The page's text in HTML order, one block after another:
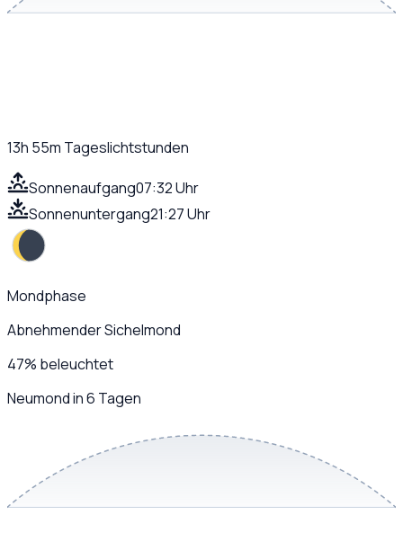
13h 55m Tageslichtstunden
Sonnenaufgang07:32 Uhr
Sonnenuntergang21:27 Uhr
Mondphase
Abnehmender Sichelmond
47% beleuchtet
Neumond in 6 Tagen